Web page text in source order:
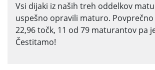
Vsi dijaki iz naših treh oddelkov
uspešno opravili maturo. Povprečno
22,96 točk, 11 od 79 maturantov pa
Čestitamo!